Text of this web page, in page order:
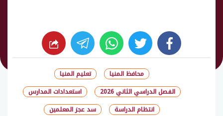
facebook
twitter
whats
محافظ المنيا
تعليم المنيا
الفصل الدراسي الثاني 2026
استعدادات المدارس
انتظام الدراسة
سد عجز المعلمين